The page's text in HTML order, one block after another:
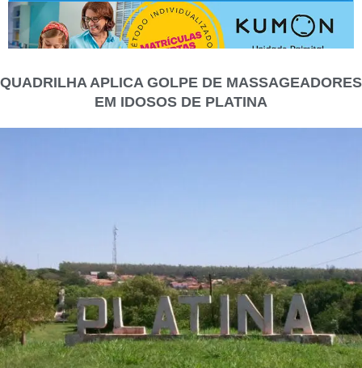
QUADRILHA APLICA GOLPE DE MASSAGEADORES
EM IDOSOS DE PLATINA